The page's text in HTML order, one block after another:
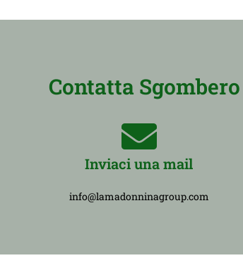
Contatta
Inviaci una mail
info@lamadonninagroup.com